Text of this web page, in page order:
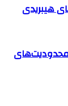
هیبریدی
محدودیت‌های